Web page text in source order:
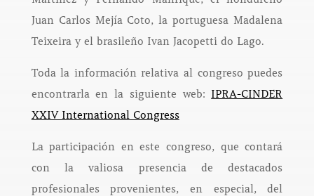
Juan Carlos Mejía Coto, la portuguesa Madalena
Teixeira y el brasileño Ivan Jacopetti do Lago.
Toda la información relativa al congreso puedes
encontrarla en la siguiente web: IPRA-CINDER
XXIV International Congress
La participación en este congreso, que contará
con la valiosa presencia de destacados
profesionales provenientes, en especial, del